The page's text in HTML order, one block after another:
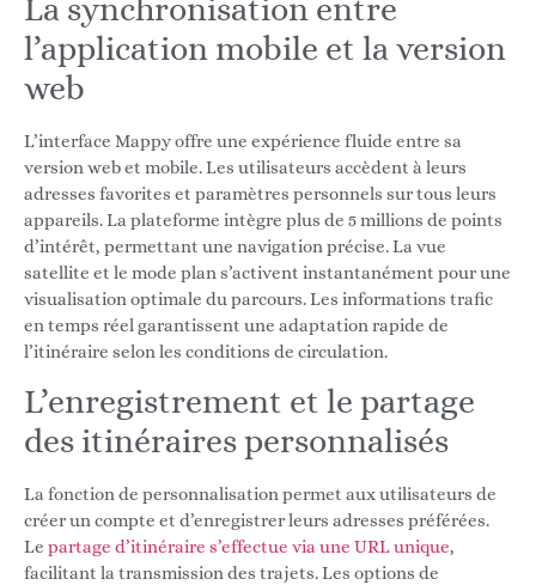
La synchronisation entre
l’application mobile et la version
web
L’interface Mappy offre une expérience fluide entre sa
version web et mobile. Les utilisateurs accèdent à leurs
adresses favorites et paramètres personnels sur tous leurs
appareils. La plateforme intègre plus de 5 millions de points
d’intérêt, permettant une navigation précise. La vue
satellite et le mode plan s’activent instantanément pour une
visualisation optimale du parcours. Les informations trafic
en temps réel garantissent une adaptation rapide de
l’itinéraire selon les conditions de circulation.
L’enregistrement et le partage
des itinéraires personnalisés
La fonction de personnalisation permet aux utilisateurs de
créer un compte et d’enregistrer leurs adresses préférées.
Le partage d’itinéraire s’effectue via une URL unique,
facilitant la transmission des trajets. Les options de